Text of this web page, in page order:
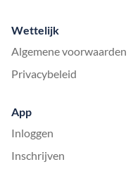
Wettelijk
Algemene voorwaarden
Privacybeleid
App
Inloggen
Inschrijven